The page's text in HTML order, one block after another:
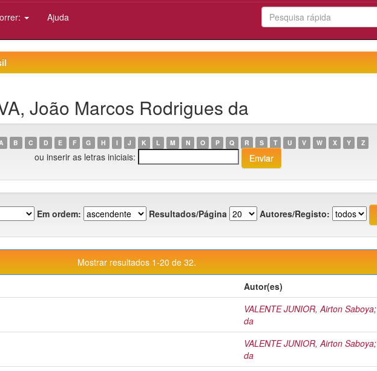
Ajuda
João Marcos Rodrigues da
B C D E F G H I J K L M N O P Q R S T U V W X Y Z
ou inserir as letras iniciais:
Em ordem: Resultados/Página Autores/Registo:
Mostrar resultados 1-20 de 32.
Autor(es)
VALENTE JUNIOR, Airton Saboya;
da
VALENTE JUNIOR, Airton Saboya;
da